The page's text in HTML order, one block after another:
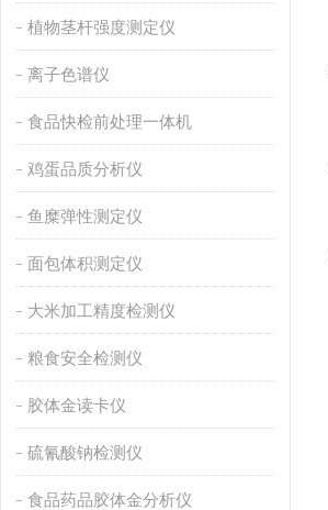
植物茎杆强度测定仪
离子色谱仪
食品快检前处理一体机
鸡蛋品质分析仪
鱼糜弹性测定仪
面包体积测定仪
大米加工精度检测仪
粮食安全检测仪
胶体金读卡仪
硫氰酸钠检测仪
食品药品胶体金分析仪